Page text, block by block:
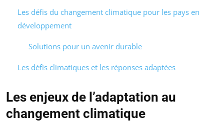
Les défis du changement climatique pour les pays en
développement
Solutions pour un avenir durable
Les défis climatiques et les réponses adaptées
Les enjeux de l’adaptation au
changement climatique